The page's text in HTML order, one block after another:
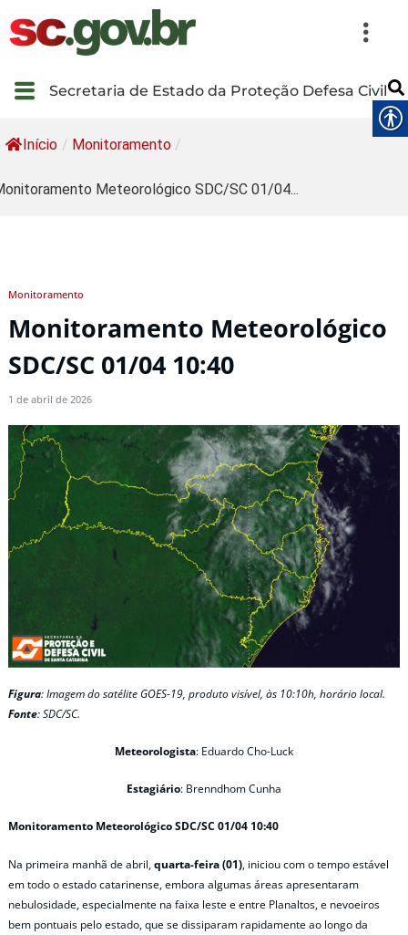
Secretaria de Estado da Proteção Defesa Civil
Início / Monitoramento /
Meteorológico SDC/SC 01/04...
Monitoramento
Monitoramento Meteorológico
SDC/SC 01/04 10:40
1 de abril de 2026
Figura: Imagem do satélite GOES-19, produto visível, às 10:10h, horário local.
Fonte: SDC/SC.
Meteorologista: Eduardo Cho-Luck
Estagiário: Brenndhom Cunha
Monitoramento Meteorológico SDC/SC 01/04 10:40
Na primeira manhã de abril,quarta-feira (01), iniciou com o tempo estável
em todo o estado catarinense, embora algumas áreas apresentaram
nebulosidade, especialmente na faixa leste e entre Planaltos, e nevoeiros
bem pontuais pelo estado, que se dissiparam rapidamente ao longo da